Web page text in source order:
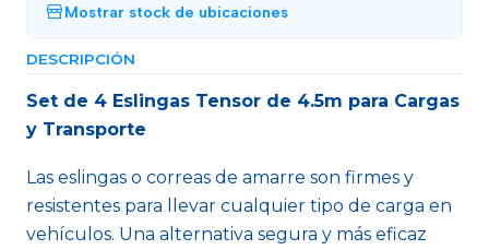
Mostrar stock de ubicaciones
DESCRIPCIÓN
Set de 4 Eslingas Tensor de 4.5m para Cargas
y Transporte
Las eslingas o correas de amarre son firmes y
resistentes para llevar cualquier tipo de carga en
vehículos. Una alternativa segura y más eficaz